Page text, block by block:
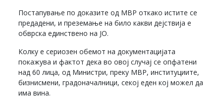
Постапување по доказите од МВР откако истите се
предадени, и преземање на било какви дејствија е
обврска единствено на ЈО.
Колку е сериозен обемот на документацијата
покажува и фактот дека во овој случај се опфатени
над 60 лица, од Министри, преку МВР, институциите,
бизнисмени, градоначалници, секој еден кој можел да
има вина.